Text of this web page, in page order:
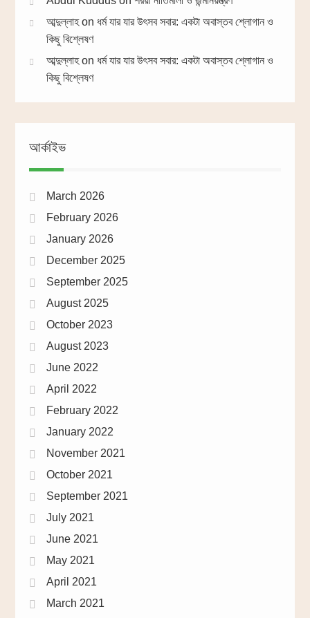
আব্দুল্লাহon ধর্ম যার যার উৎসব সবার: একটা অবাস্তব শ্লোগান ও
কিছু বিশ্লেষণ
আব্দুল্লাহon ধর্ম যার যার উৎসব সবার: একটা অবাস্তব শ্লোগান ও
কিছু বিশ্লেষণ
আর্কাইভ
March 2026
February 2026
January 2026
December 2025
September 2025
August 2025
October 2023
August 2023
June 2022
April 2022
February 2022
January 2022
November 2021
October 2021
September 2021
July 2021
June 2021
May 2021
April 2021
March 2021